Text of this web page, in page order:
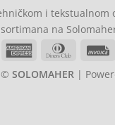
i
na
American Dinners
© SOLOMAHER|